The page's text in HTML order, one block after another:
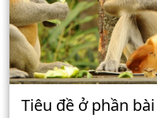
Tiêu đề ở phần